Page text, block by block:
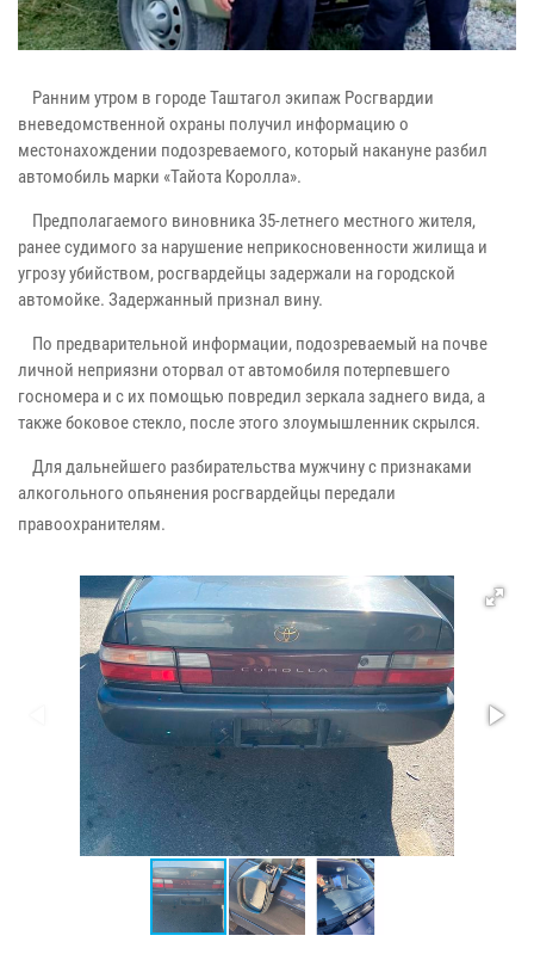
Ранним утром в городе Таштагол экипаж Росгвардии
вневедомственной охраны получил информацию о
местонахождении подозреваемого, который накануне разбил
автомобиль марки «Тайота Королла».
Предполагаемого виновника 35-летнего местного жителя,
ранее судимого за нарушение неприкосновенности жилища и
угрозу убийством, росгвардейцы задержали на городской
автомойке. Задержанный признал вину.
По предварительной информации, подозреваемый на почве
личной неприязни оторвал от автомобиля потерпевшего
госномера и с их помощью повредил зеркала заднего вида, а
также боковое стекло, после этого злоумышленник скрылся.
Для дальнейшего разбирательства мужчину с признаками
алкогольного опьянения росгвардейцы передали
правоохранителям.